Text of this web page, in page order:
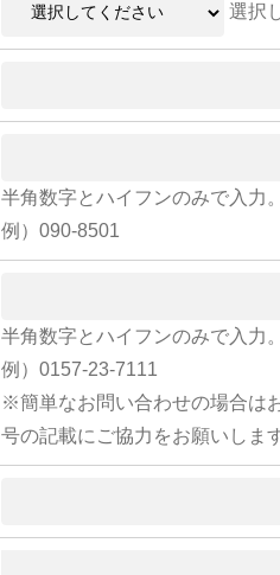
選択
半角数字とハイフンのみで入力。
例）090-8501
半角数字とハイフンのみで入力。
例）0157-23-7111
※簡単なお問い合わせの場合は
号の記載にご協力をお願いしま